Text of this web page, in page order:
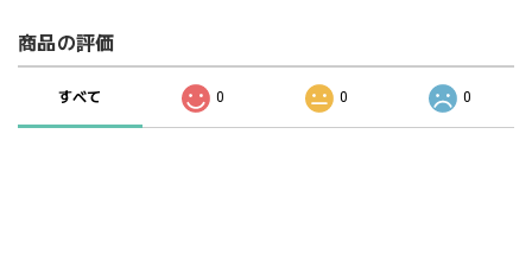
商品の評価
すべて 0 0 0